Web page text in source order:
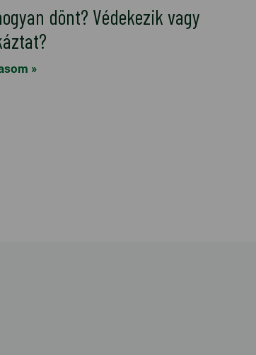
dönt? Védekezik vagy
»